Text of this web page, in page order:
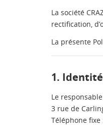
La société
rectification,
La présente
1.
Le
3 rue de
Téléphone fixe